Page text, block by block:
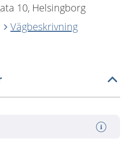
10, Helsingborg
Vägbeskrivning